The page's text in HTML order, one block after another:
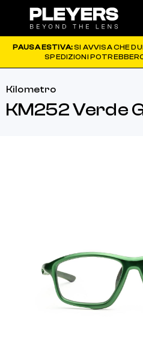
PAUSA ESTIVA:SI AVVISA CHE
SPEDIZIONI
Kilometro
KM252 Verde